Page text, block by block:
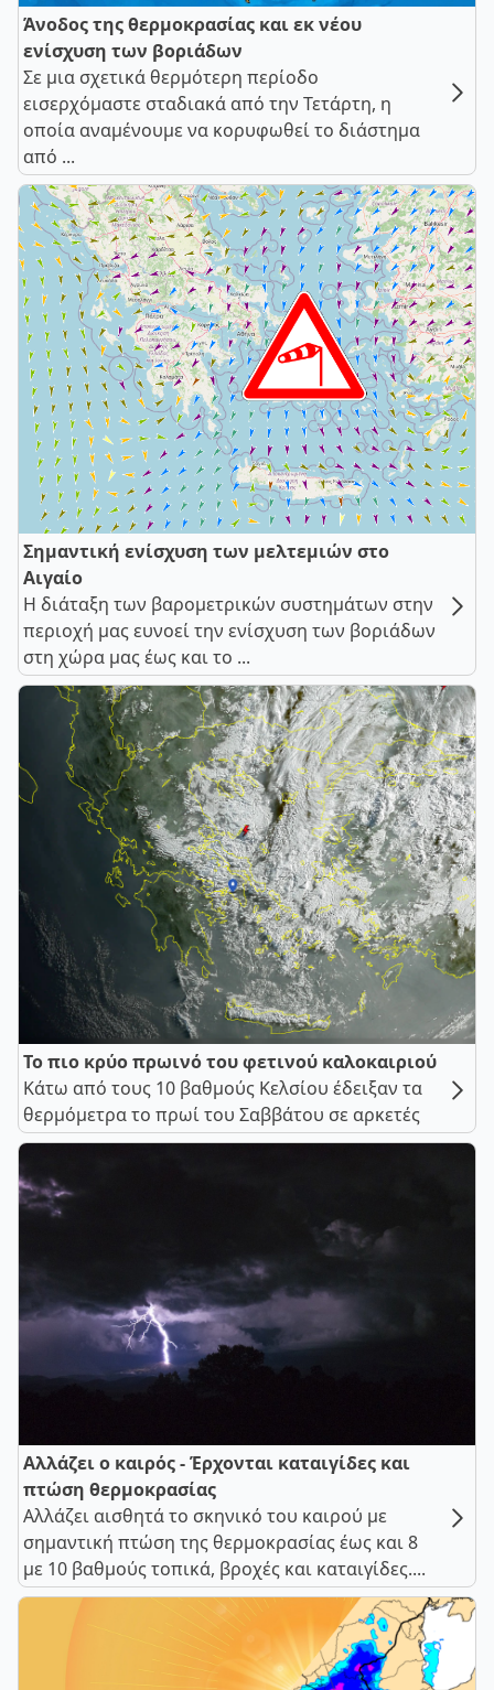
Άνοδος της θερμοκρασίας και εκ νέου
ενίσχυση των βοριάδων
Σε μια σχετικά θερμότερη περίοδο
εισερχόμαστε σταδιακά από την Τετάρτη, η
οποία αναμένουμε να κορυφωθεί το διάστημα
από ...
Σημαντική ενίσχυση των μελτεμιών στο
Αιγαίο
Η διάταξη των βαρομετρικών συστημάτων στην
περιοχή μας ευνοεί την ενίσχυση των βοριάδων
στη χώρα μας έως και το ...
Το πιο κρύο πρωινό του φετινού καλοκαιριού
Κάτω από τους 10 βαθμούς Κελσίου έδειξαν τα
θερμόμετρα το πρωί του Σαββάτου σε αρκετές
Αλλάζει ο καιρός - Έρχονται καταιγίδες και
πτώση θερμοκρασίας
Αλλάζει αισθητά το σκηνικό του καιρού με
σημαντική πτώση της θερμοκρασίας έως και 8
με 10 βαθμούς τοπικά, βροχές και καταιγίδες....